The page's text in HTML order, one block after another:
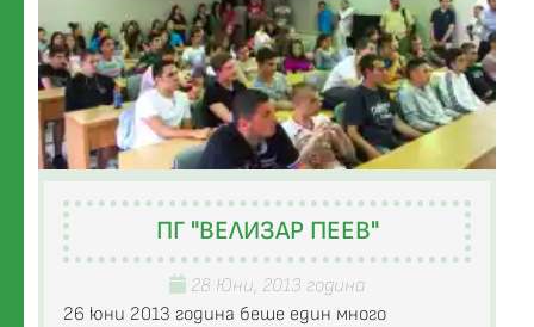
ПГ "ВЕЛИЗАР ПЕЕВ"
28 Юни, 2013 година
26 юни 2013 година беше един много